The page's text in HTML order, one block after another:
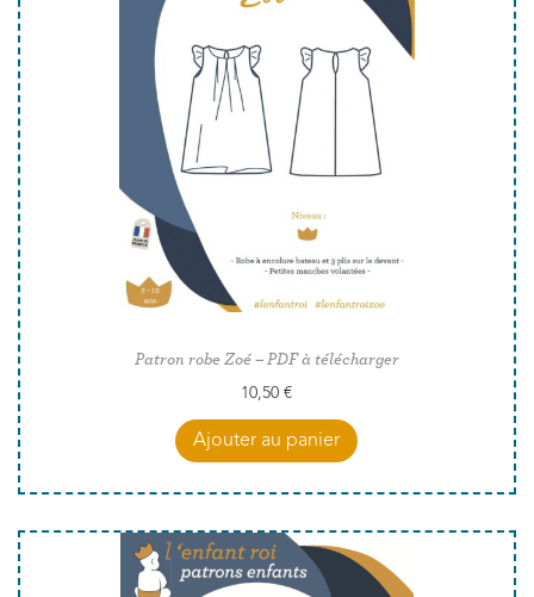
Patron robe Zoé – PDF à télécharger
10,50€
Ajouter au panier